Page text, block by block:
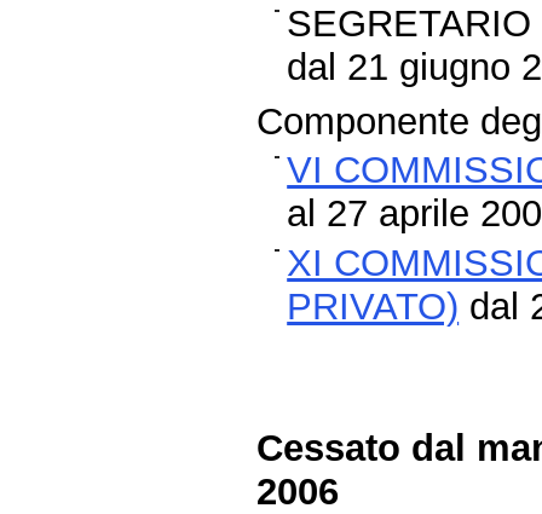
dal 21 giugno
Componente
VI
al 27 aprile
XI
PRIVATO) dal
Cessato dal
2006